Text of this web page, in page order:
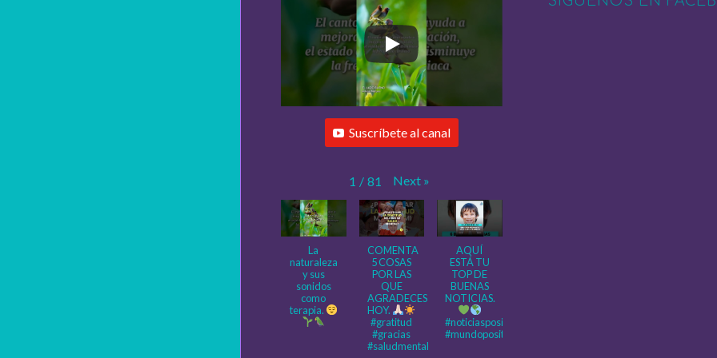
Suscríbete al canal
1 / 81 Next »
La
naturaleza
y sus
sonidos
como
terapia.
COMENTA
5 COSAS
POR LAS
QUE
AGRADECES
HOY.
#gratitud
#gracias
#saludmental
AQUÍ
ESTÁ TU
TOP DE
BUENAS
NOTICIAS.
#noticiaspositivas
#mundopositivo